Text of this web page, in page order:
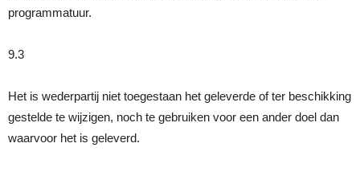
programmatuur.
9.3
Het is wederpartij niet toegestaan het geleverde of ter beschikking
gestelde te wijzigen, noch te gebruiken voor een ander doel dan
waarvoor het is geleverd.